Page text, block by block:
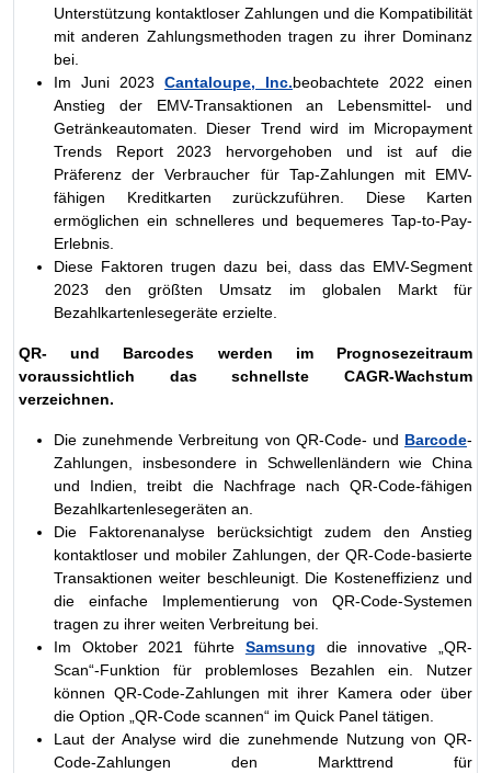
Unterstützung kontaktloser Zahlungen und die Kompatibilität
mit anderen Zahlungsmethoden tragen zu ihrer Dominanz
bei.
Im Juni 2023 Cantaloupe, Inc.beobachtete 2022 einen
Anstieg der EMV-Transaktionen an Lebensmittel- und
Getränkeautomaten. Dieser Trend wird im Micropayment
Trends Report 2023 hervorgehoben und ist auf die
Präferenz der Verbraucher für Tap-Zahlungen mit EMV-
fähigen Kreditkarten zurückzuführen. Diese Karten
ermöglichen ein schnelleres und bequemeres Tap-to-Pay-
Erlebnis.
Diese Faktoren trugen dazu bei, dass das EMV-Segment
2023 den größten Umsatz im globalen Markt für
Bezahlkartenlesegeräte erzielte.
QR- und Barcodes werden im Prognosezeitraum
voraussichtlich das schnellste CAGR-Wachstum
verzeichnen.
Die zunehmende Verbreitung von QR-Code- und Barcode-
Zahlungen, insbesondere in Schwellenländern wie China
und Indien, treibt die Nachfrage nach QR-Code-fähigen
Bezahlkartenlesegeräten an.
Die Faktorenanalyse berücksichtigt zudem den Anstieg
kontaktloser und mobiler Zahlungen, der QR-Code-basierte
Transaktionen weiter beschleunigt. Die Kosteneffizienz und
die einfache Implementierung von QR-Code-Systemen
tragen zu ihrer weiten Verbreitung bei.
Im Oktober 2021 führte Samsung die innovative „QR-
Scan“-Funktion für problemloses Bezahlen ein. Nutzer
können QR-Code-Zahlungen mit ihrer Kamera oder über
die Option „QR-Code scannen“ im Quick Panel tätigen.
Laut der Analyse wird die zunehmende Nutzung von QR-
Code-Zahlungen den Markttrend für